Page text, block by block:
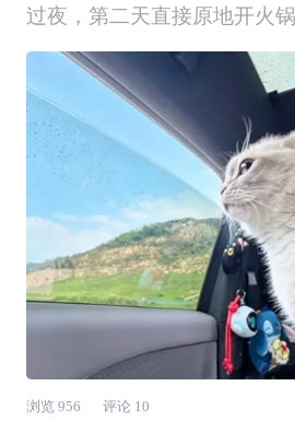
过夜，第二天直接原地开火
晚上，即便下着雨也挡不住
后快速收拾行李，买好食材
上猫猫准备出发！目的地，
达目的地时候已经很晚了快
浏览 956 评论 10